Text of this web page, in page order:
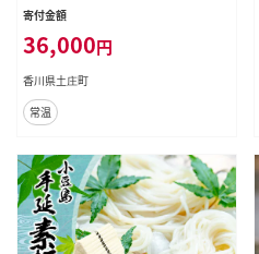
寄付金額
36,000円
香川県土庄町
常温